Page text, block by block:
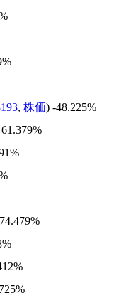
, 株価) -48.225%